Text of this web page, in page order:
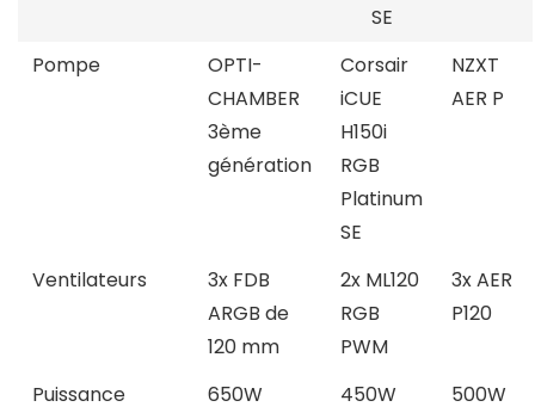
SE
Pompe
OPTI-
CHAMBER
3ème
génération
Corsair
iCUE
H150i
RGB
Platinum
SE
NZXT
AER P
Ventilateurs
3x FDB
ARGB de
120 mm
2x ML120
RGB
PWM
3x AER
P120
Puissance
650W 450W 500W